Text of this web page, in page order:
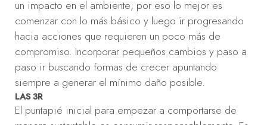
un impacto en el ambiente; por eso lo mejor es
comenzar con lo más básico y luego ir progresando
hacia acciones que requieren un poco más de
compromiso. Incorporar pequeños cambios y paso a
paso ir buscando formas de crecer apuntando
siempre a generar el mínimo daño posible.
LAS 3R
El puntapié inicial para empezar a comportarse de